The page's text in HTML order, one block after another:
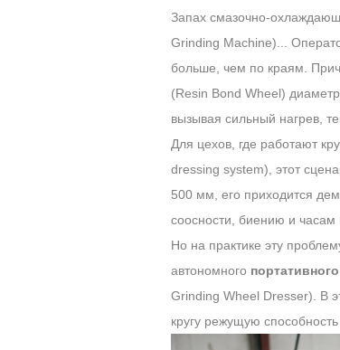
Запах смазочно-
Grinding Machine)...
больше, чем по краям.
(Resin Bond Wheel)
вызывая сильный нагрев,
Для цехов, где работают
dressing system), этот
500 мм, его приходится
соосности, биению и часам
Но на практике эту
автономного
Grinding Wheel Dresser). В
кругу режущую